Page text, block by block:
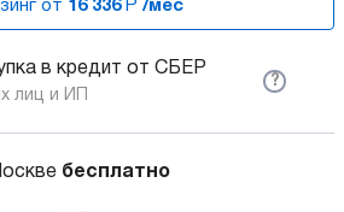
от 16 336 Р /мес
в кредит от СБЕР
лиц и ИП
?
бесплатно